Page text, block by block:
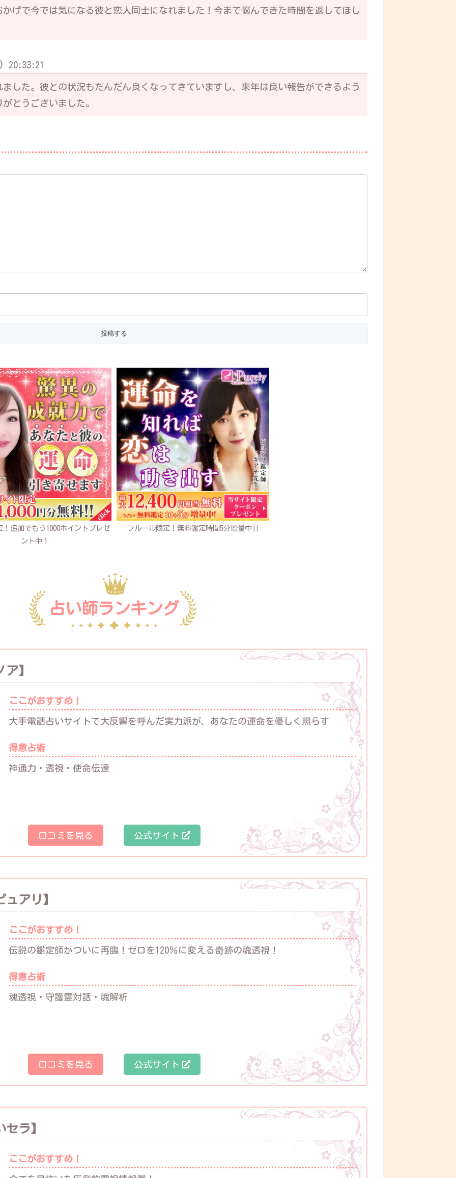
げで今では気になる彼と恋人同士になれました！今まで悩んできた時間を返してほし
20:33:21
した。彼との状況もだんだん良くなってきていますし、来年は良い報告ができるよう
とうございました。
！追加でもう1000ポイントプレゼ
ント中！
フルール限定！無料鑑定時間5分増量中‼
占い師ランキング
】
ここがおすすめ！
大手電話占いサイトで大反響を呼んだ実力派が、あなたの運命を優しく照らす
得意占術
神通力・透視・使命伝達
口コミを見る 公式サイト
アリ】
ここがおすすめ！
伝説の鑑定師がついに再臨！ゼロを120％に変える奇跡の魂透視！
得意占術
魂透視・守護霊対話・魂解析
口コミを見る 公式サイト
ラ】
ここがおすすめ！